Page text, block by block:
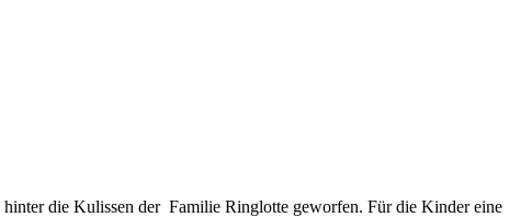
die Kulissen der Familie Ringlotte geworfen. Für die Kinder eine